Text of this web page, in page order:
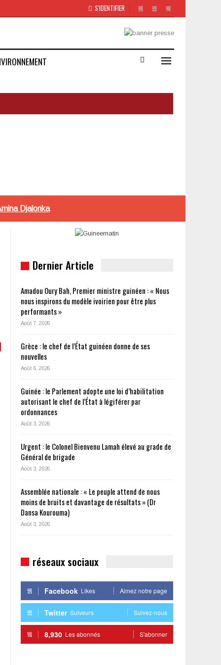
S'IDENTIFIER
Djalonka
Dernier Article
Amadou Oury Bah, Premier ministre guinéen : « Nous
nous inspirons du modèle ivoirien pour être plus
performants »
Août 7, 2026
Grèce : le chef de l’État guinéen donne de ses
nouvelles
Août 6, 2026
Guinée : le Parlement adopte une loi d’habilitation
autorisant le chef de l’État à légiférer par
ordonnances
Août 3, 2026
Urgent : le Colonel Bienvenu Lamah élevé au grade de
Général de brigade
Août 3, 2026
Assemblée nationale : « Le peuple attend de nous
moins de bruits et davantage de résultats » (Dr
Dansa Kourouma)
Août 3, 2026
réseaux sociaux
Facebook Likes Aimez notre page
Twitter Suiveurs Suivez-nous
8,930 Les abonnés S'abonner